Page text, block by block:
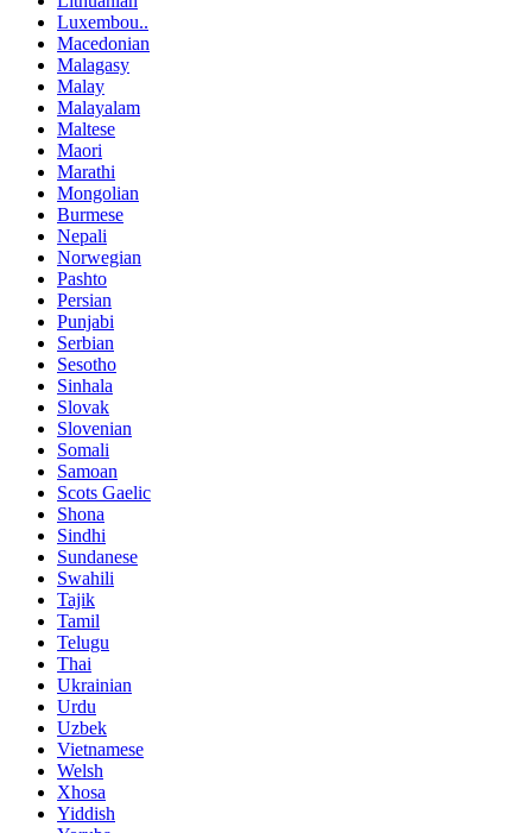
Luxembou..
Macedonian
Malagasy
Malay
Malayalam
Maltese
Maori
Marathi
Mongolian
Burmese
Nepali
Norwegian
Pashto
Persian
Punjabi
Serbian
Sesotho
Sinhala
Slovak
Slovenian
Somali
Samoan
Scots Gaelic
Shona
Sindhi
Sundanese
Swahili
Tajik
Tamil
Telugu
Thai
Ukrainian
Urdu
Uzbek
Vietnamese
Welsh
Xhosa
Yiddish